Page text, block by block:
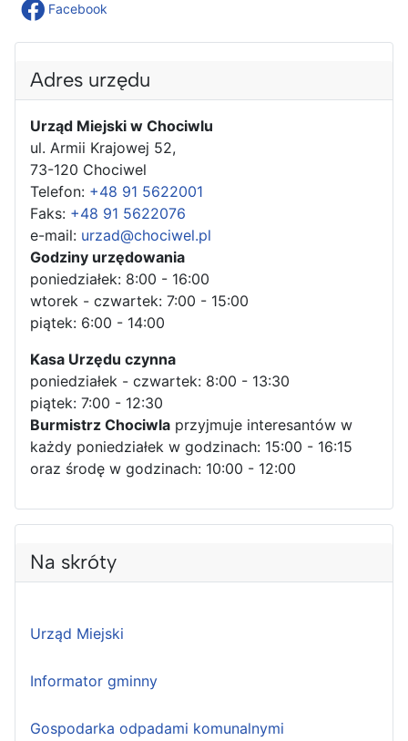
Facebook
Adres urzędu
Urząd Miejski w Chociwlu
ul. Armii Krajowej 52,
73-120 Chociwel
Telefon: +48 91 5622001
Faks: +48 91 5622076
e-mail: urzad@chociwel.pl
Godziny urzędowania
poniedziałek: 8:00 - 16:00
wtorek - czwartek: 7:00 - 15:00
piątek: 6:00 - 14:00
Kasa Urzędu czynna
poniedziałek - czwartek: 8:00 - 13:30
piątek: 7:00 - 12:30
Burmistrz Chociwla przyjmuje interesantów w
każdy poniedziałek w godzinach: 15:00 - 16:15
oraz środę w godzinach: 10:00 - 12:00
Na skróty
Urząd Miejski
Informator gminny
Gospodarka odpadami komunalnymi